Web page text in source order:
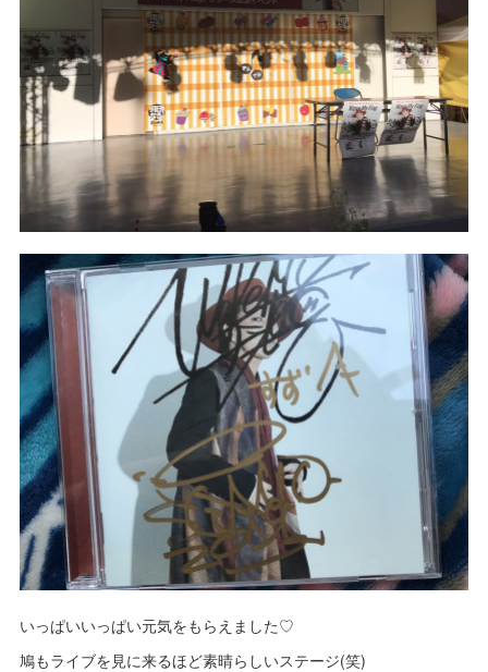
いっぱいいっぱい元気をもらえました♡
鳩もライブを見に来るほど素晴らしいステージ(笑)